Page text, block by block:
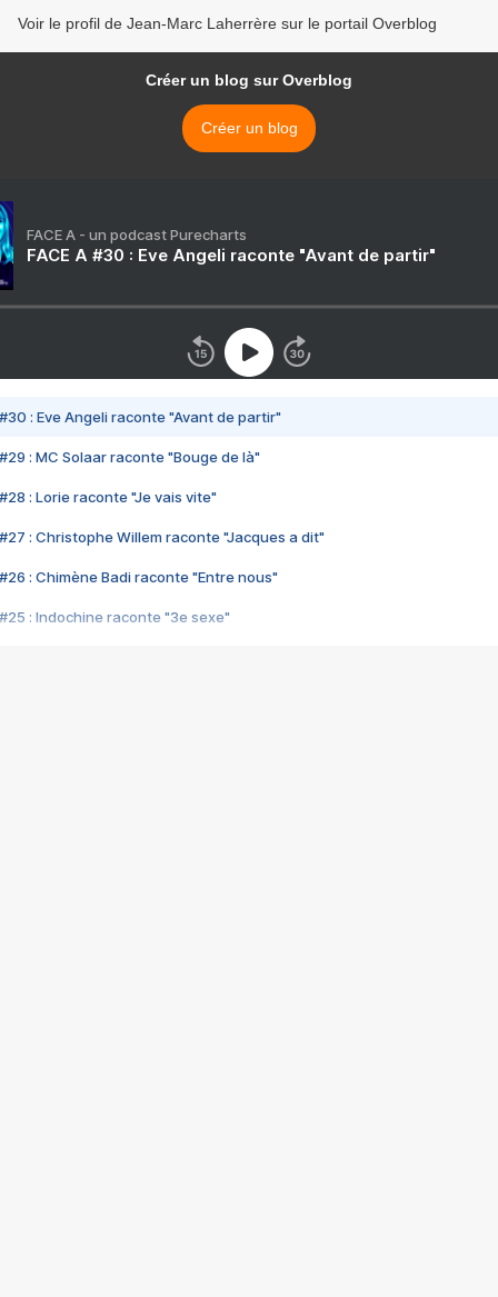
Voir le profil de Jean-Marc Laherrère sur le portail Overblog
Créer un blog sur Overblog
Créer un blog
FACE A - un podcast Purecharts
FACE A #30 : Eve Angeli raconte "Avant de partir"
#30 : Eve Angeli raconte "Avant de partir"
#29 : MC Solaar raconte "Bouge de là"
#28 : Lorie raconte "Je vais vite"
#27 : Christophe Willem raconte "Jacques a dit"
#26 : Chimène Badi raconte "Entre nous"
#25 : Indochine raconte "3e sexe"